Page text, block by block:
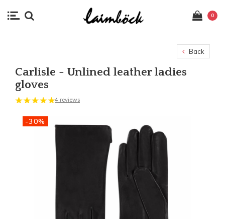
0
Back
Carlisle - Unlined leather ladies
gloves
4 reviews
-30%